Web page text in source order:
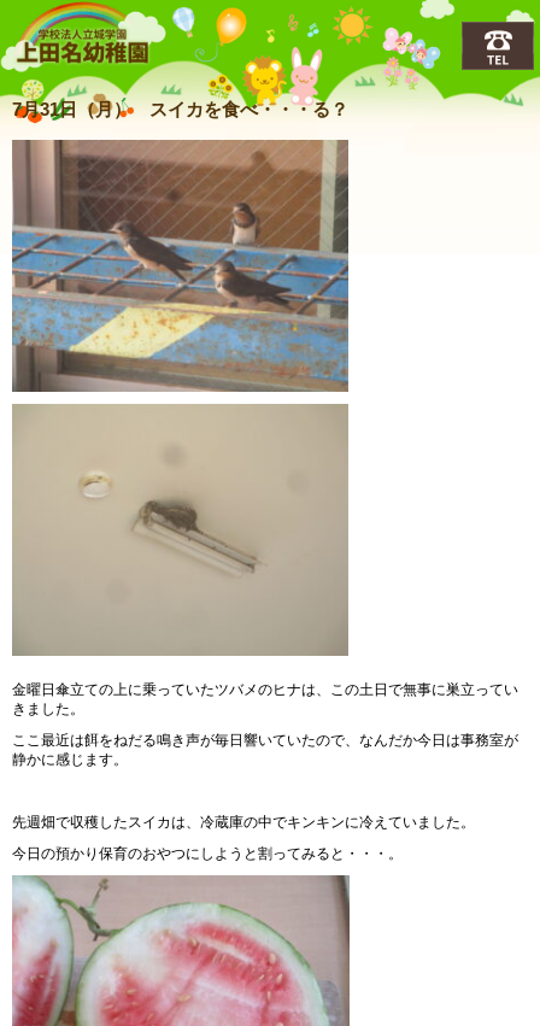
上田名(うえだな)幼稚園
7月31日（月） スイカを食べ・・・る？
金曜日傘立ての上に乗っていたツバメのヒナは、この土日で無事に巣立ってい
きました。
ここ最近は餌をねだる鳴き声が毎日響いていたので、なんだか今日は事務室が
静かに感じます。
先週畑で収穫したスイカは、冷蔵庫の中でキンキンに冷えていました。
今日の預かり保育のおやつにしようと割ってみると・・・。